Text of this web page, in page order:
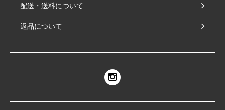
配送・送料について
返品について